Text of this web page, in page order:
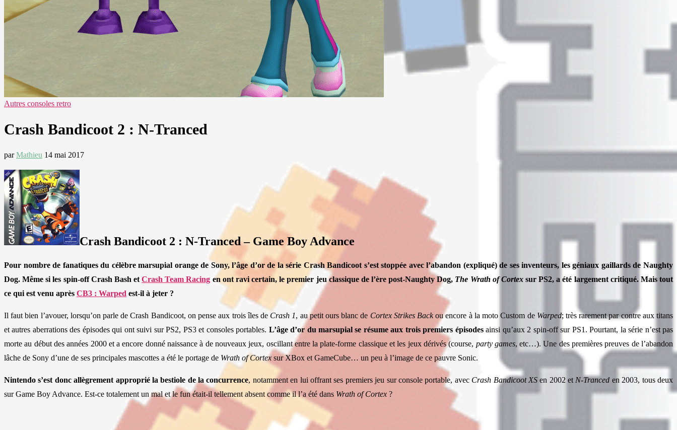
Autres consoles retro
Crash Bandicoot 2 : N-Tranced
parMathieu 14 mai 2017
Crash Bandicoot 2 : N-Tranced – Game Boy Advance
Pour nombre de fanatiques du célèbre marsupial orange de Sony, l’âge d’or de la série Crash Bandicoot s’est stoppée avec l’abandon (expliqué) de ses inventeurs, les géniaux gaillards de Naughty
Dog. Même si les spin-off Crash Bash etCrash Team Racing en ont ravi certain, le premier jeu classique de l’ère post-Naughty Dog, The Wrath of Cortexsur PS2, a été largement critiqué. Mais tout
ce qui est venu après CB3 : Warped est-il à jeter ?
Il faut bien l’avouer, lorsqu’on parle de Crash Bandicoot, on pense aux trois îles de Crash 1, au petit ours blanc de Cortex Strikes Backou encore à la moto Custom de Warped; très rarement par contre aux titans
et autres aberrations des épisodes qui ont suivi sur PS2, PS3 et consoles portables. L’âge d’or du marsupial se résume aux trois premiers épisodesainsi qu’aux 2 spin-off sur PS1. Pourtant, la série n’est pas
morte au début des années 2000 et a encore donné naissance à de nouveaux jeux, oscillant entre la plate-forme classique et les jeux dérivés (course, party games, etc…). Une des premières preuves de l’abandon
lâche de Sony d’une de ses principales mascottes a été le portage de Wrath of Cortex sur XBox et GameCube… un peu à l’image de ce pauvre Sonic.
Nintendo s’est donc allègrement approprié la bestiole de la concurrence, notamment en lui offrant ses premiers jeu sur console portable, avec Crash Bandicoot XSen 2002 et N-Tranced en 2003, tous deux
sur Game Boy Advance. Est-ce totalement un mal et le fun était-il tellement absent comme il l’a été dans Wrath of Cortex ?